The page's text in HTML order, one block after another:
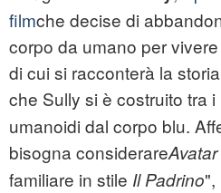
filmche decise di
corpo da umano per
di cui si racconterà la
che Sully si è costruito tra i
umanoidi dal corpo blu.
bisogna considerareAvatar
familiare in stile Il Padrino",